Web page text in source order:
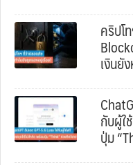
คริปโ
เงินยั
กับผู้ใ
ปุ่ม